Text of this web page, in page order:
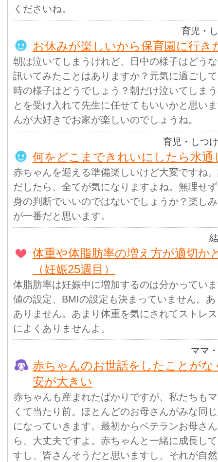
くださいね。
育児・
お休みが楽しいから保育園に行き
朝は泣いてしまうけれど、日中の様子はどう
訊いてみたことはありますか？元気に過ごし
時の様子はどうでしょう？朝だけ泣いてしま
とを受け入れて先生に任せてもいいかと思い
んが大好きでお家が楽しいのでしょうね。
育児・しつけ
何をどこまできれいにしたら水通
赤ちゃんを迎える準備楽しいけど大変ですね
だしたら、全てが気になりますよね。無理せ
身の判断でいいのではないでしょうか？楽し
が一番だと思います。
体重や体脂肪率の増え方が適切か
（妊娠25週目）
体脂肪率は妊娠中に増加するのは分かってい
値の設定、BMIの設定も決まっていません。
ありません。あまり体重を気にされてストレ
によくありませんよ。
ママ
赤ちゃんのお世話をしたことがな
安が大きい
赤ちゃんも産まれたばかりですが、私たちも
くて当たり前。ほとんどのお母さんがみな同
になっていきます。最初からベテランお母さ
ら、大丈夫ですよ。赤ちゃんと一緒に成長し
すし、皆さんそうだと思いますし、それが自